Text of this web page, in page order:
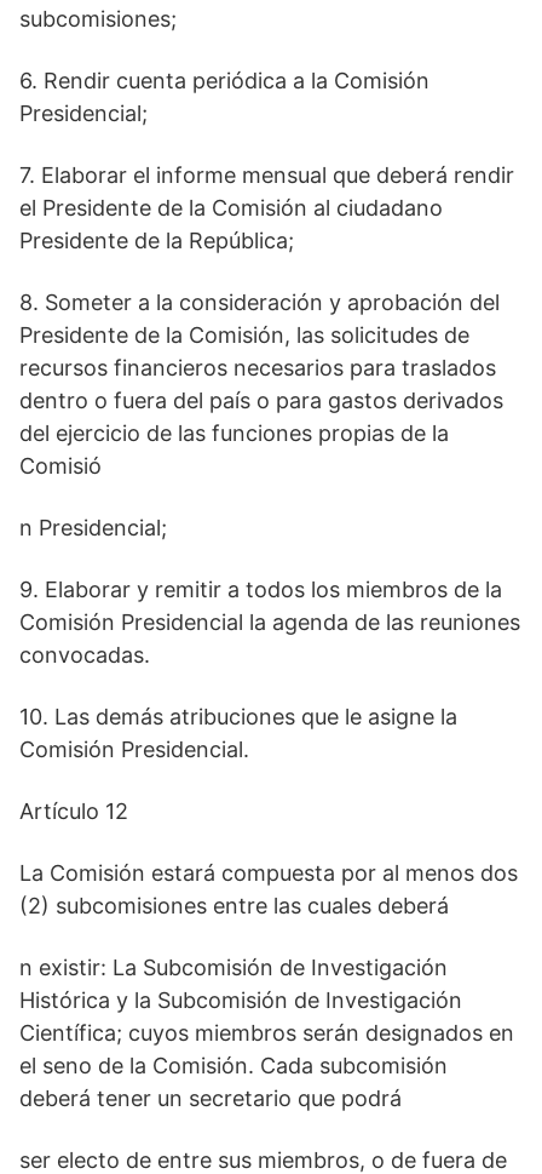
subcomisiones;
6. Rendir cuenta periódica a la Comisión
Presidencial;
7. Elaborar el informe mensual que deberá rendir
el Presidente de la Comisión al ciudadano
Presidente de la República;
8. Someter a la consideración y aprobación del
Presidente de la Comisión, las solicitudes de
recursos financieros necesarios para traslados
dentro o fuera del país o para gastos derivados
del ejercicio de las funciones propias de la
Comisió
n Presidencial;
9. Elaborar y remitir a todos los miembros de la
Comisión Presidencial la agenda de las reuniones
convocadas.
10. Las demás atribuciones que le asigne la
Comisión Presidencial.
Artículo 12
La Comisión estará compuesta por al menos dos
(2) subcomisiones entre las cuales deberá
n existir: La Subcomisión de Investigación
Histórica y la Subcomisión de Investigación
Científica; cuyos miembros serán designados en
el seno de la Comisión. Cada subcomisión
deberá tener un secretario que podrá
ser electo de entre sus miembros, o de fuera de